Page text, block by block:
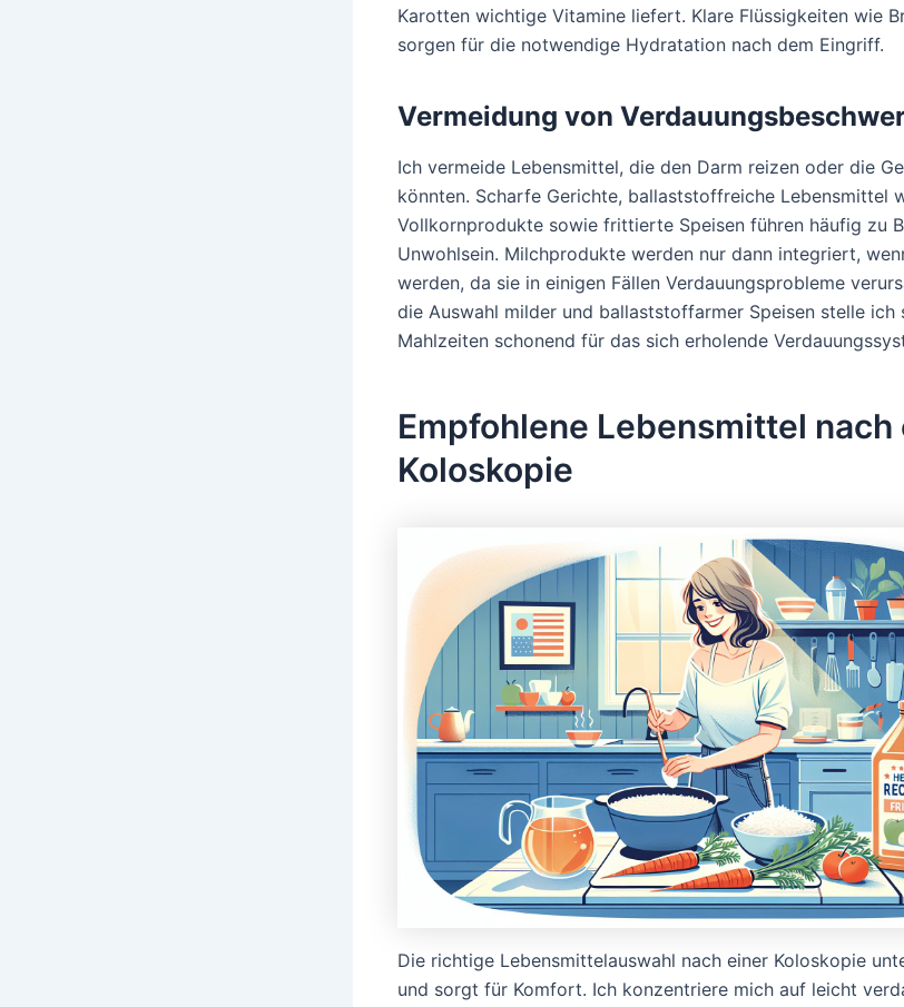
Karotten wichtige Vitamine liefert. Klare Flüssigkeiten wie
sorgen für die notwendige Hydratation nach dem Eingriff.
Vermeidung von
Ich vermeide Lebensmittel, die den Darm reizen oder die
könnten. Scharfe Gerichte, ballaststoffreiche Lebensmittel
Vollkornprodukte sowie frittierte Speisen führen häufig zu
Unwohlsein. Milchprodukte werden nur dann integriert,
werden, da sie in einigen Fällen Verdauungsprobleme
die Auswahl milder und ballaststoffarmer Speisen stelle ich
Mahlzeiten schonend für das sich erholende
Empfohlene Lebensmittel nach
Koloskopie
Die richtige Lebensmittelauswahl nach einer Koloskopie
und sorgt für Komfort. Ich konzentriere mich auf leicht